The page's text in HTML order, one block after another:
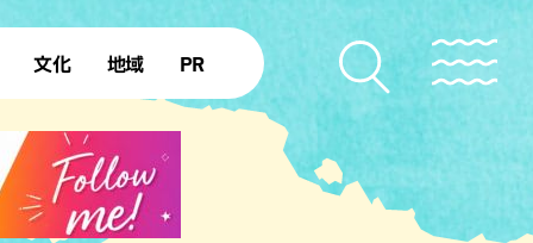
文化
復帰50年
地域
本島北部
本島南部 先島諸島
北部離島
PR